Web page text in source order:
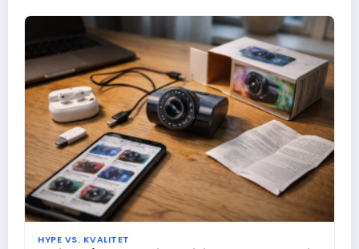
HYPE VS. KVALITET